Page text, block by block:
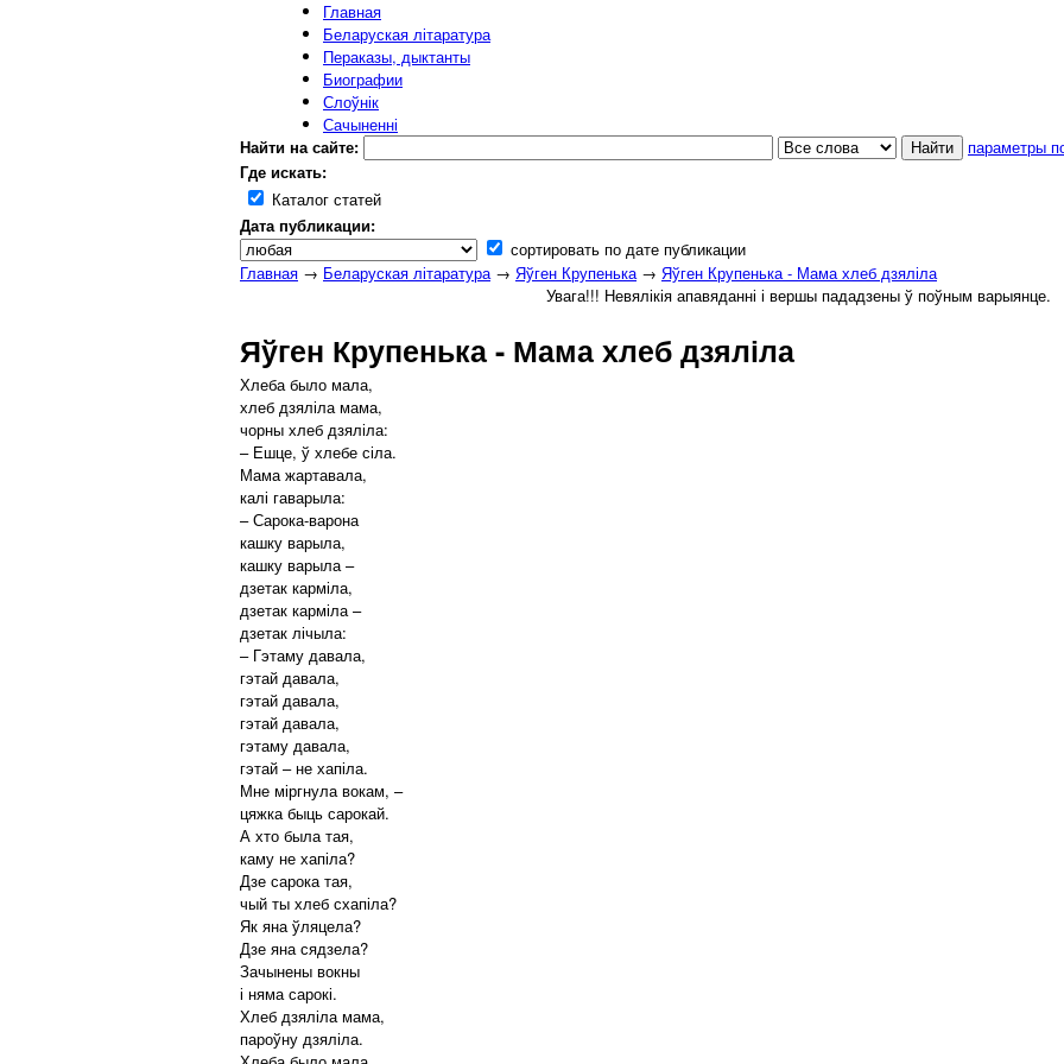
Главная
Беларуская літаратура
Пераказы, дыктанты
Биографии
Слоўнік
Сачыненні
Найти на сайте:
параметры
Где искать:
Каталог статей
Дата публикации:
сортировать по дате публикации
Главная → Беларуская літаратура→ Яўген Крупенька→ Яўген Крупенька - Мама хлеб дзяліла
Увага!!! Невялікія апавяданні і вершы пададзены ў поўным варыянце.
Яўген Крупенька - Мама хлеб дзяліла
Хлеба было мала,
хлеб дзяліла мама,
чорны хлеб дзяліла:
– Ешце, ў хлебе сіла.
Мама жартавала,
калі гаварыла:
– Сарока-варона
кашку варыла,
кашку варыла –
дзетак карміла,
дзетак карміла –
дзетак лічыла:
– Гэтаму давала,
гэтай давала,
гэтай давала,
гэтай давала,
гэтаму давала,
гэтай – не хапіла.
Мне міргнула вокам, –
цяжка быць сарокай.
А хто была тая,
каму не хапіла?
Дзе сарока тая,
чый ты хлеб схапіла?
Як яна ўляцела?
Дзе яна сядзела?
Зачынены вокны
і няма сарокі.
Хлеб дзяліла мама,
пароўну дзяліла.